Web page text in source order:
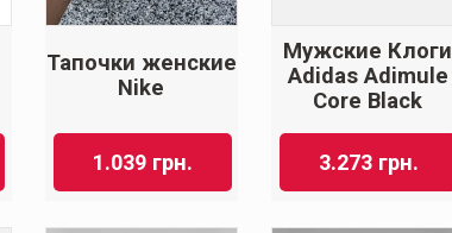
Тапочки женские
Nike
1.039 грн.
Мужские Клоги
Adidas Adimule
Core Black
3.273 грн.